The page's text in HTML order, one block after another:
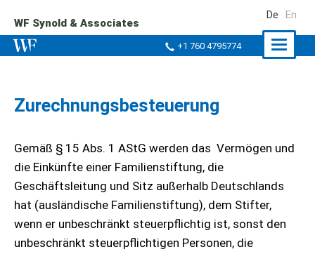
WF Synold & Associates
+1 760 4795774
De En
Zurechnungsbesteuerung
Gemäß § 15 Abs. 1 AStG werden das Vermögen und
die Einkünfte einer Familienstiftung, die
Geschäftsleitung und Sitz außerhalb Deutschlands
hat (ausländische Familienstiftung), dem Stifter,
wenn er unbeschränkt steuerpflichtig ist, sonst den
unbeschränkt steuerpflichtigen Personen, die